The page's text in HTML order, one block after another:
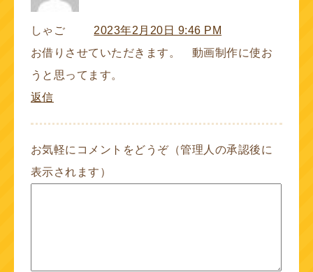
しゃご
2023年2月20日 9:46 PM
お借りさせていただきます。 動画制作に使お
うと思ってます。
返信
お気軽にコメントをどうぞ（管理人の承認後に
表示されます）